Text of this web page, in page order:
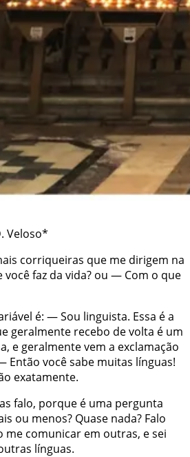
Veloso*
corriqueiras que me dirigem na
faz da vida? ou — Com o que
é: — Sou linguista. Essa é a
geralmente recebo de volta é um
e geralmente vem a exclamação
Então você sabe muitas línguas!
exatamente.
falo, porque é uma pergunta
ou menos? Quase nada? Falo
me comunicar em outras, e sei
línguas.